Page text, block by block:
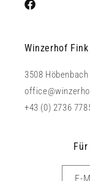
Facebook
Winzerhof Fink
3508
+43 (0) 2736